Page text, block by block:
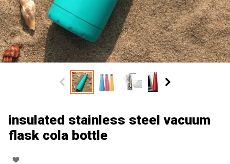
insulated stainless steel vacuum
flask cola bottle